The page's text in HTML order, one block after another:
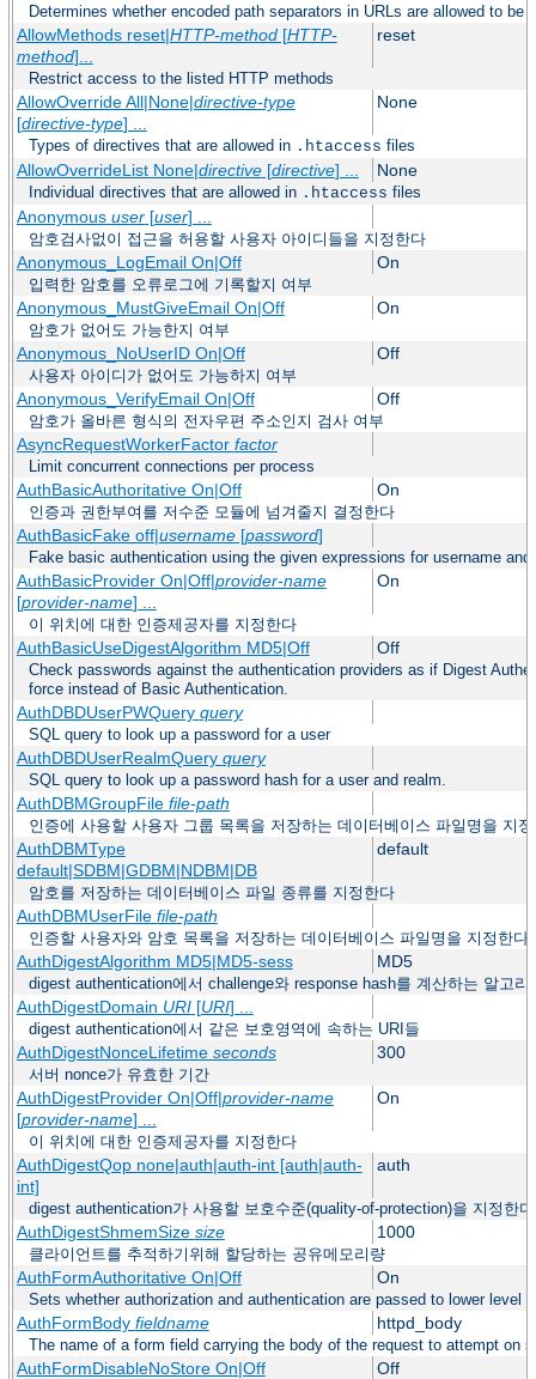
Determines whether encoded path separators in URLs are allowed to be
AllowMethods reset|HTTP-method[HTTP-
method]...
reset
Restrict access to the listed HTTP methods
AllowOverride All|None|directive-type
[directive-type] ...
None
Types of directives that are allowed in .htaccess files
AllowOverrideList None|directive[directive] ... None
Individual directives that are allowed in .htaccess files
Anonymous user[user] ...
암호검사없이 접근을 허용할 사용자 아이디들을 지정한다
Anonymous_LogEmail On|Off On
입력한 암호를 오류로그에 기록할지 여부
Anonymous_MustGiveEmail On|Off On
암호가 없어도 가능한지 여부
Anonymous_NoUserID On|Off Off
사용자 아이디가 없어도 가능하지 여부
Anonymous_VerifyEmail On|Off Off
암호가 올바른 형식의 전자우편 주소인지 검사 여부
AsyncRequestWorkerFactor factor
Limit concurrent connections per process
AuthBasicAuthoritative On|Off On
인증과 권한부여를 저수준 모듈에 넘겨줄지 결정한다
AuthBasicFake off|username[password]
Fake basic authentication using the given expressions for username and
AuthBasicProvider On|Off|provider-name
[provider-name] ...
On
이 위치에 대한 인증제공자를 지정한다
AuthBasicUseDigestAlgorithm MD5|Off Off
Check passwords against the authentication providers as if Digest
force instead of Basic Authentication.
AuthDBDUserPWQuery query
SQL query to look up a password for a user
AuthDBDUserRealmQuery query
SQL query to look up a password hash for a user and realm.
AuthDBMGroupFile file-path
인증에 사용할 사용자 그룹 목록을 저장하는 데이터베이스 파일명을 지
AuthDBMType
default|SDBM|GDBM|NDBM|DB
default
암호를 저장하는 데이터베이스 파일 종류를 지정한다
AuthDBMUserFile file-path
인증할 사용자와 암호 목록을 저장하는 데이터베이스 파일명을 지정한다
AuthDigestAlgorithm MD5|MD5-sess MD5
digest authentication에서 challenge와 response hash를 계산하는 알고리
AuthDigestDomain URI[URI] ...
digest authentication에서 같은 보호영역에 속하는 URI들
AuthDigestNonceLifetime seconds 300
서버 nonce가 유효한 기간
AuthDigestProvider On|Off|provider-name
[provider-name] ...
On
이 위치에 대한 인증제공자를 지정한다
AuthDigestQop none|auth|auth-int [auth|auth-
int]
auth
digest authentication가 사용할 보호수준(quality-of-protection)을 지정한
AuthDigestShmemSize size 1000
클라이언트를 추적하기위해 할당하는 공유메모리량
AuthFormAuthoritative On|Off On
Sets whether authorization and authentication are passed to lower level
AuthFormBody fieldname httpd_body
The name of a form field carrying the body of the request to attempt on
AuthFormDisableNoStore On|Off Off